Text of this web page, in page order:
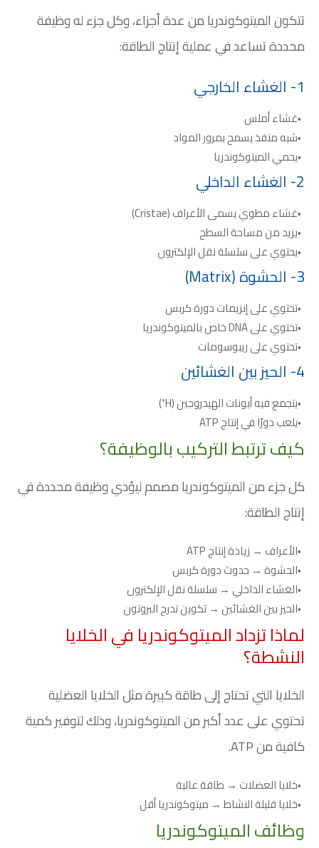
تتكون الميتوكوندريا من عدة أجزاء، وكل جزء له وظيفة
محددة تساعد في عملية إنتاج الطاقة:
1- الغشاء الخارجي
غشاء أملس
شبه منفذ يسمح بمرور المواد
يحمي الميتوكوندريا
2- الغشاء الداخلي
غشاء مطوي يسمى الأعراف (Cristae)
يزيد من مساحة السطح
يحتوي على سلسلة نقل الإلكترون
3- الحشوة (Matrix)
تحتوي على إنزيمات دورة كربس
تحتوي على DNA خاص بالميتوكوندريا
تحتوي على ريبوسومات
4- الحيز بين الغشائين
يتجمع فيه أيونات الهيدروجين (H⁺)
يلعب دورًا في إنتاج ATP
كيف ترتبط التركيب بالوظيفة؟
كل جزء من الميتوكوندريا مصمم ليؤدي وظيفة محددة في
إنتاج الطاقة:
الأعراف → زيادة إنتاج ATP
الحشوة → حدوث دورة كربس
الغشاء الداخلي → سلسلة نقل الإلكترون
الحيز بين الغشائين → تكوين تدرج البروتون
لماذا تزداد الميتوكوندريا في الخلايا
النشطة؟
الخلايا التي تحتاج إلى طاقة كبيرة مثل الخلايا العضلية
تحتوي على عدد أكبر من الميتوكوندريا، وذلك لتوفير كمية
كافية من ATP.
خلايا العضلات → طاقة عالية
خلايا قليلة النشاط → ميتوكوندريا أقل
وظائف الميتوكوندريا